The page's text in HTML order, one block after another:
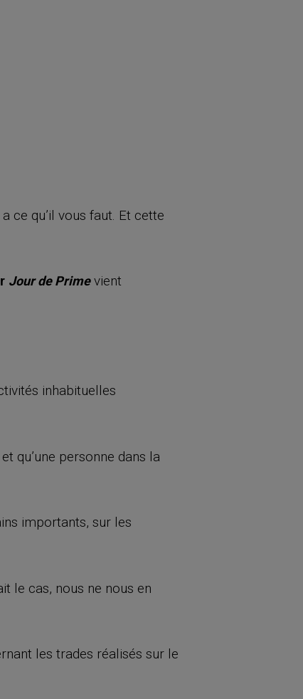
ce qu’il vous faut. Et cette
Jour de Primevient
inhabituelles
qu’une personne dans la
importants, sur les
le cas, nous ne nous en
les trades réalisés sur le